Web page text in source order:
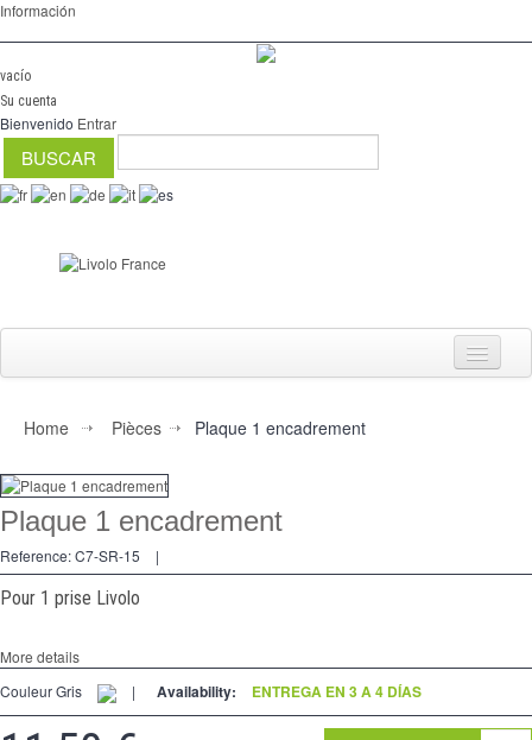
Información
vacío
Su cuenta
Bienvenido Entrar
Interruptores
regulador
2 Ways
Home Pièces Plaque 1 encadrement
Plaque 1 encadrement
Reference:C7-SR-15 |
Pour 1 prise Livolo
More details
Couleur Gris
| Availability: ENTREGA EN 3 A 4 DÍAS